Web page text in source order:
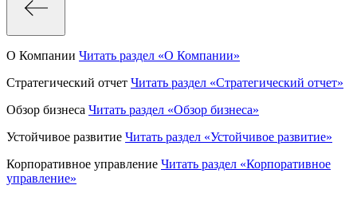
О Компании Читать раздел «О Компании»
Стратегический отчет Читать раздел «Стратегический отчет»
Обзор бизнеса Читать раздел «Обзор бизнеса»
Устойчивое развитие Читать раздел «Устойчивое развитие»
Корпоративное управление Читать раздел «Корпоративное
управление»